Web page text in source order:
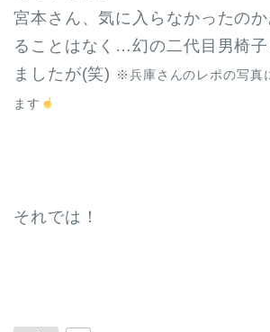
宮本さん、気に入らなかったの
ることはなく…幻の二代目男椅
ましたが(笑)
※兵庫さんのレポの写真
ます
それでは！